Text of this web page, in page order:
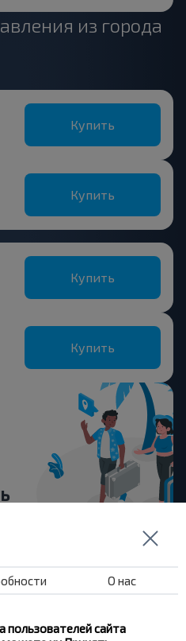
из города
Купить
Купить
Купить
Купить
INFOBUS.
новостей и
О нас
пользователей сайта